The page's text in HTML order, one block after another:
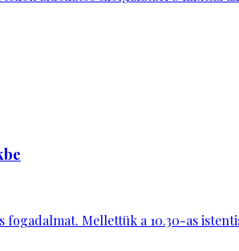
Mellettük a 10.30-as